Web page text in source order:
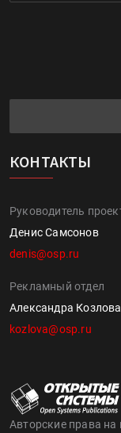
КОНТАКТЫ
Руководитель
Денис Самсонов
denis@osp.ru
Рекламный отдел
Александра Козлова
kozlova@osp.ru
Авторские права на